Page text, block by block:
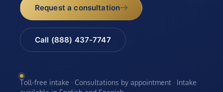
Request a consultation
Call (888) 437-7747
Toll-free intake · Consultations by appointment · Intake